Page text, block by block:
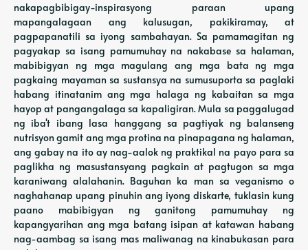
nakapagbibigay-inspirasyong paraan upang
mapangalagaan ang kalusugan, pakikiramay, at
pagpapanatili sa iyong sambahayan. Sa pamamagitan ng
pagyakap sa isang pamumuhay na nakabase sa halaman,
mabibigyan ng mga magulang ang mga bata ng mga
pagkaing mayaman sa sustansya na sumusuporta sa paglaki
habang itinatanim ang mga halaga ng kabaitan sa mga
hayop at pangangalaga sa kapaligiran. Mula sa paggalugad
ng iba't ibang lasa hanggang sa pagtiyak ng balanseng
nutrisyon gamit ang mga protina na pinapagana ng halaman,
ang gabay na ito ay nag-aalok ng praktikal na payo para sa
paglikha ng masustansyang pagkain at pagtugon sa mga
karaniwang alalahanin. Baguhan ka man sa veganismo o
naghahanap upang pinuhin ang iyong diskarte, tuklasin kung
paano mabibigyan ng ganitong pamumuhay ng
kapangyarihan ang mga batang isipan at katawan habang
nag-aambag sa isang mas maliwanag na kinabukasan para